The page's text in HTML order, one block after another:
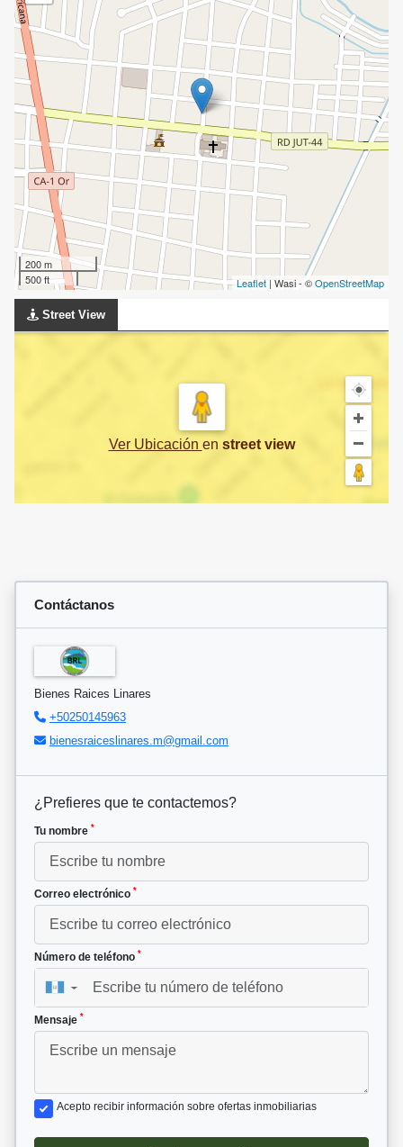
200 m
500 ft
Leaflet | Wasi - ©OpenStreetMap
Street View
Ver Ubicación en street view
Contáctanos
Bienes Raices Linares
+50250145963
bienesraiceslinares.m@gmail.com
¿Prefieres que te contactemos?
Tu nombre *
Correo electrónico *
Número de teléfono *
▼
Mensaje *
Acepto recibir información sobre ofertas inmobiliarias